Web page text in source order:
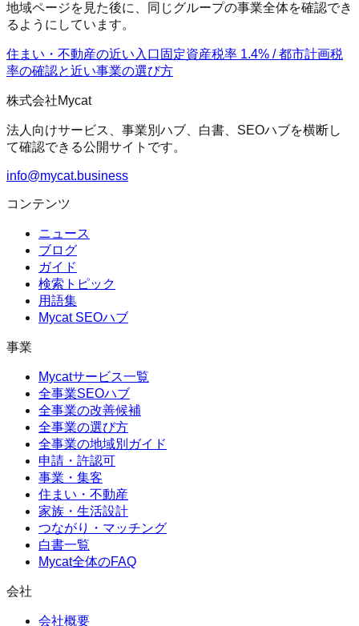
地域ページを見た後に、同じグループの事業全体を確認でき
るようにしています。
住まい・不動産の近い入口 固定資産税率 1.4% / 都市計画税
率の確認と近い事業の選び方
株式会社Mycat
法人向けサービス、事業別ハブ、白書、SEOハブを横断し
て確認できる公開サイトです。
info@mycat.business
コンテンツ
ニュース
ブログ
ガイド
検索トピック
用語集
Mycat SEOハブ
事業
Mycatサービス一覧
全事業SEOハブ
全事業の改善候補
全事業の選び方
全事業の地域別ガイド
申請・許認可
事業・集客
住まい・不動産
家族・生活設計
つながり・マッチング
白書一覧
Mycat全体のFAQ
会社
会社概要